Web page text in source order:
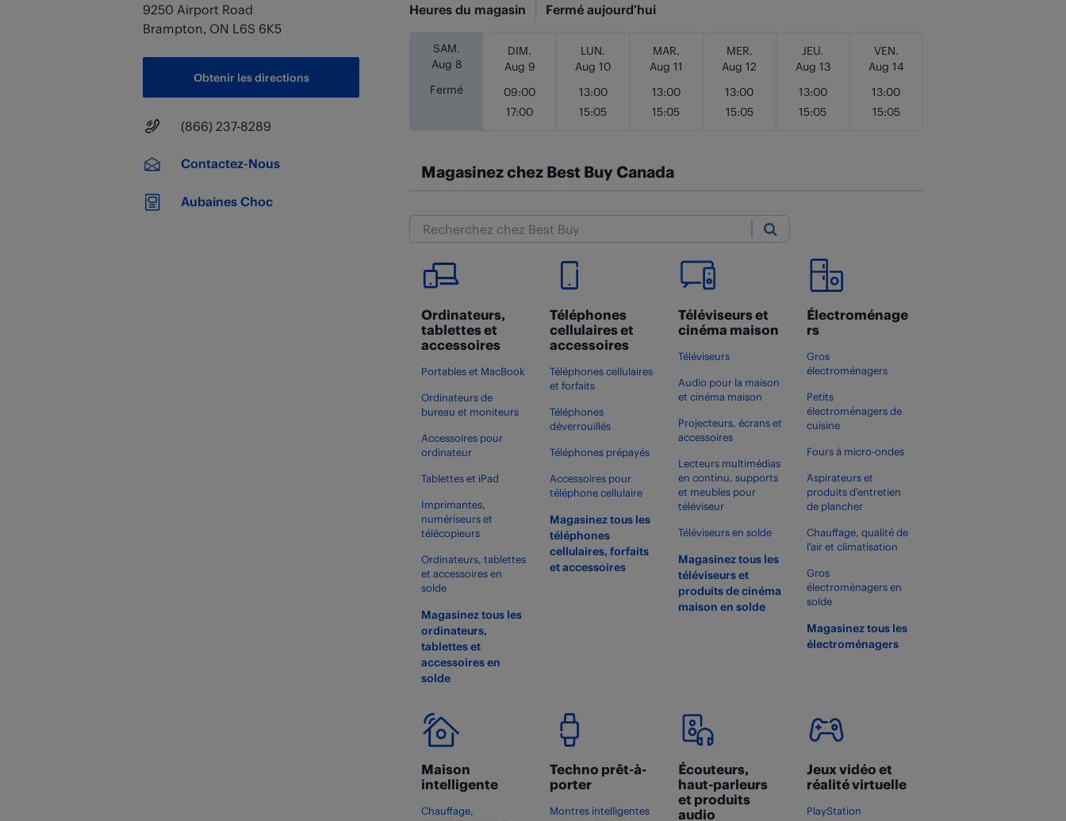
9250 Airport Road
Brampton, ON L6S 6K5
Obtenir les directions
Numéro principal
(866) 237-8289
Contactez-Nous
Aubaines Choc
Heures du magasin Fermé aujourd’hui
Jour de la semaine
SAM.
Aug 8
Fermé
DIM.
Aug 9
09:00
17:00
LUN.
Aug 10
13:00
15:05
MAR.
Aug 11
13:00
15:05
MER.
Aug 12
13:00
15:05
JEU.
Aug 13
13:00
15:05
VEN.
Aug 14
13:00
15:05
Magasinez chez Best Buy Canada
Submit
Ordinateurs,
tablettes et
accessoires
Portables et MacBook
Ordinateurs de
bureau et moniteurs
Accessoires pour
ordinateur
Tablettes et iPad
Imprimantes,
numériseurs et
télécopieurs
Ordinateurs, tablettes
et accessoires en
solde
Magasinez tous les
ordinateurs,
tablettes et
accessoires en
solde
Téléphones
cellulaires et
accessoires
Téléphones cellulaires
et forfaits
Téléphones
déverrouillés
Téléphones prépayés
Accessoires pour
téléphone cellulaire
Magasinez tous les
téléphones
cellulaires, forfaits
et accessoires
Téléviseurs et
cinéma maison
Téléviseurs
Audio pour la maison
et cinéma maison
Projecteurs, écrans et
accessoires
Lecteurs multimédias
en continu, supports
et meubles pour
téléviseur
Téléviseurs en solde
Magasinez tous les
téléviseurs et
produits de cinéma
maison en solde
Électroménage
rs
Gros
électroménagers
Petits
électroménagers de
cuisine
Fours à micro-ondes
Aspirateurs et
produits d’entretien
de plancher
Chauffage, qualité de
l’air et climatisation
Gros
électroménagers en
solde
Magasinez tous les
électroménagers
Maison
intelligente
Chauffage,
Techno prêt-à-
porter
Montres intelligentes
Écouteurs,
haut-parleurs
et produits
audio
Jeux vidéo et
réalité virtuelle
PlayStation